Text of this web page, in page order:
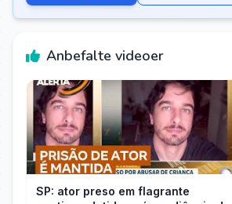
Anbefalte videoer
SP: ator preso em flagrante